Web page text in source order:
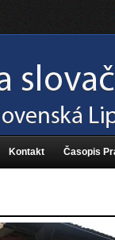
Kontakt Časopis